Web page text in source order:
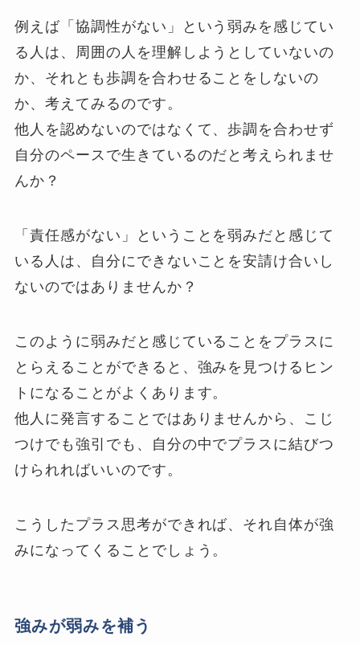
例えば「協調性がない」という弱みを感じてい
る人は、周囲の人を理解しようとしていないの
か、それとも歩調を合わせることをしないの
か、考えてみるのです。
他人を認めないのではなくて、歩調を合わせず
自分のペースで生きているのだと考えられませ
んか？
「責任感がない」ということを弱みだと感じて
いる人は、自分にできないことを安請け合いし
ないのではありませんか？
このように弱みだと感じていることをプラスに
とらえることができると、強みを見つけるヒン
トになることがよくあります。
他人に発言することではありませんから、こじ
つけでも強引でも、自分の中でプラスに結びつ
けられればいいのです。
こうしたプラス思考ができれば、それ自体が強
みになってくることでしょう。
強みが弱みを補う